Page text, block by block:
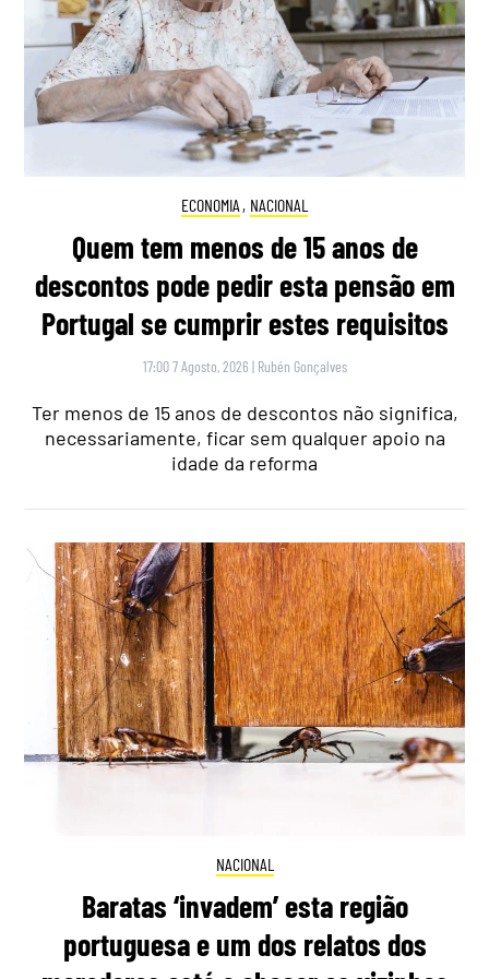
ECONOMIA , NACIONAL
Quem tem menos de 15 anos de
descontos pode pedir esta pensão em
Portugal se cumprir estes requisitos
17:00 7 Agosto, 2026 | Rubén Gonçalves
Ter menos de 15 anos de descontos não significa,
necessariamente, ficar sem qualquer apoio na
idade da reforma
NACIONAL
Baratas ‘invadem’ esta região
portuguesa e um dos relatos dos